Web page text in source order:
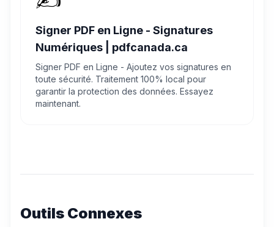
Signer PDF en Ligne - Signatures
Numériques | pdfcanada.ca
Signer PDF en Ligne - Ajoutez vos signatures en
toute sécurité. Traitement 100% local pour
garantir la protection des données. Essayez
maintenant.
Outils Connexes